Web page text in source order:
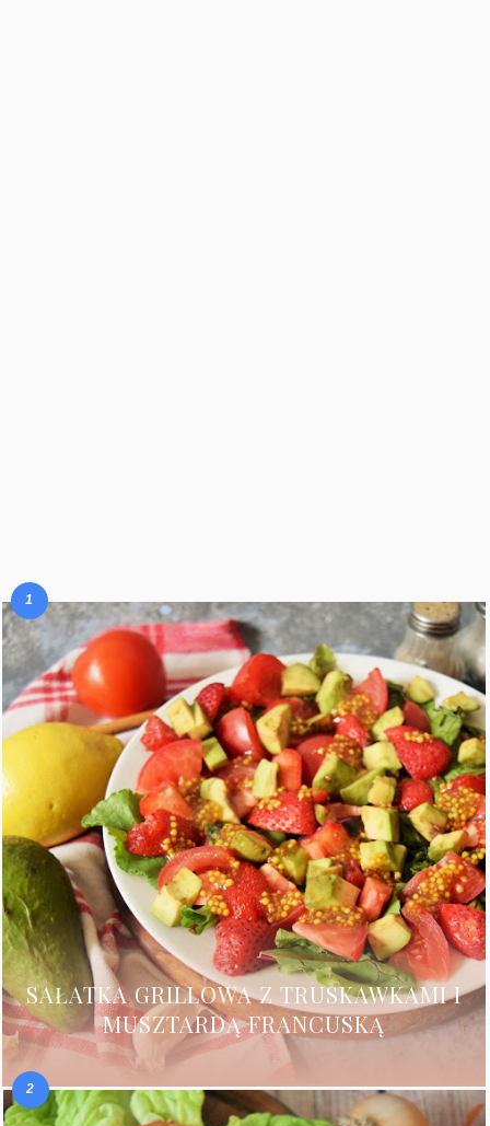
SAŁATKA GRILLOWA Z TRUSKAWKAMI I
MUSZTARDĄ FRANCUSKĄ